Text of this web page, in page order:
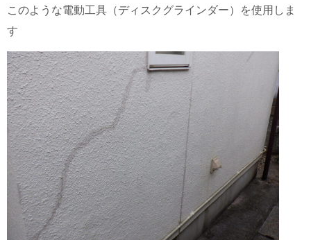
このような電動工具（ディスクグラインダー）を使用しま
す